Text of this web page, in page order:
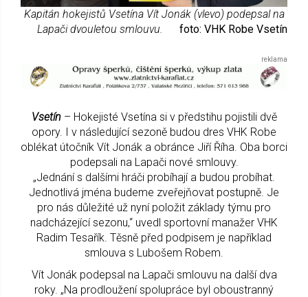
Kapitán hokejistů Vsetína Vít Jonák (vlevo) podepsal na
Lapači dvouletou smlouvu.
foto: VHK Robe Vsetín
Vsetín– Hokejisté Vsetína si v předstihu pojistili dvě
opory. I v následující sezoně budou dres VHK Robe
oblékat útočník Vít Jonák a obránce Jiří Říha. Oba borci
podepsali na Lapači nové smlouvy.
„Jednání s dalšími hráči probíhají a budou probíhat.
Jednotlivá jména budeme zveřejňovat postupně. Je
pro nás důležité už nyní položit základy týmu pro
nadcházející sezonu,“ uvedl sportovní manažer VHK
Radim Tesařík. Těsně před podpisem je například
smlouva s Lubošem Robem.
Vít Jonák podepsal na Lapači smlouvu na další dva
roky. „Na prodloužení spolupráce byl oboustranný